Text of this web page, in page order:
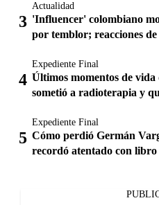
Actualidad
'Influencer' colombiano
por temblor; reacciones de
Expediente Final
Últimos momentos de
sometió a radioterapia y
Expediente Final
Cómo perdió Germán
recordó atentado con libro